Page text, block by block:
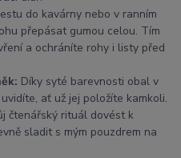
do kavárny nebo v ranním
přepásat gumou celou. Tím
a ochráníte rohy i listy před
Díky syté barevnosti obal v
ať už jej položíte kamkoli.
čtenářský rituál dovést k
sladit s mým pouzdrem na